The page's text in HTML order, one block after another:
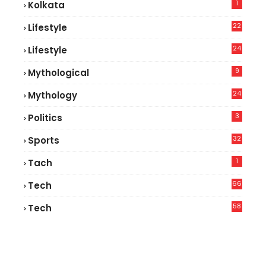
Kolkata 1
Lifestyle
22
Lifestyle
24
Mythological 9
Mythology 24
Politics 3
Sports 32
Tach 1
Tech
66
Tech
58